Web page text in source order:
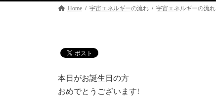
Home 宇宙エネルギーの流れ 宇宙エネルギーの流れ
本日がお誕生日の方
おめでとうございます!